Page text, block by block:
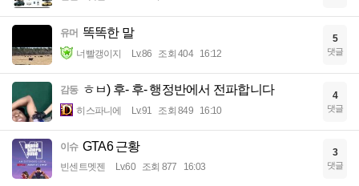
유머 똑똑한 말
너빨갱이지 Lv.86 조회 404 16:12
5
댓글
감동 ㅎㅂ) 후- 후- 행정반에서 전파합니다
히스파니에 Lv.91 조회 849 16:10
4
댓글
이슈 GTA6 근황
빈센트멧젠 Lv.60 조회 877 16:03
3
댓글